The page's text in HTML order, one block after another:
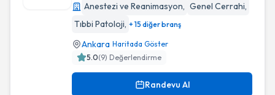
Anestezi ve Reanimasyon, Genel Cerrahi,
Tıbbi Patoloji, + 15 diğer branş
Ankara Haritada Göster
5.0(9) Değerlendirme
Randevu Al